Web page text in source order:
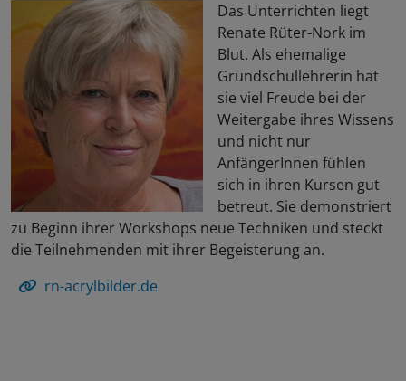
Das Unterrichten liegt
Renate Rüter-Nork im
Blut. Als ehemalige
Grundschullehrerin hat
sie viel Freude bei der
Weitergabe ihres Wissens
und nicht nur
AnfängerInnen fühlen
sich in ihren Kursen gut
betreut. Sie demonstriert
zu Beginn ihrer Workshops neue Techniken und steckt
die Teilnehmenden mit ihrer Begeisterung an.
rn-acrylbilder.de